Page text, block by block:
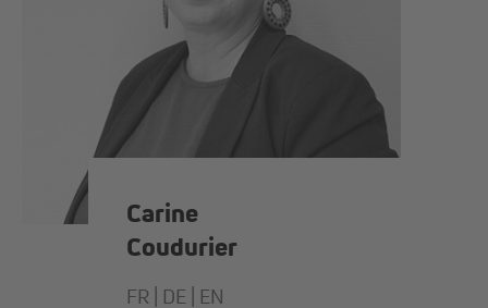
Carine
Coudurier
FR | DE | EN